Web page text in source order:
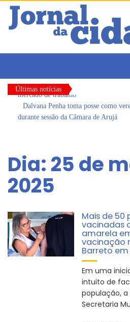
Últimas notícias
durante sessão da Câmara de Arujá
Arujá promove 2º encontro da
Conhecimento em Bem-Estar Animal
dos Ipês
Arujá não registra casos de sarampo há
Vereadores Mirins iniciam jornada
com participação em Sessão Simulada
CONDEMAT+ e Sesc Mogi das
promovem palestra sobre diversidade
Dia: 25 de
2025
Mais de 50
vacinadas
amarela
vacinação
Barreto em
Em uma
intuito de
população, a
Secretaria